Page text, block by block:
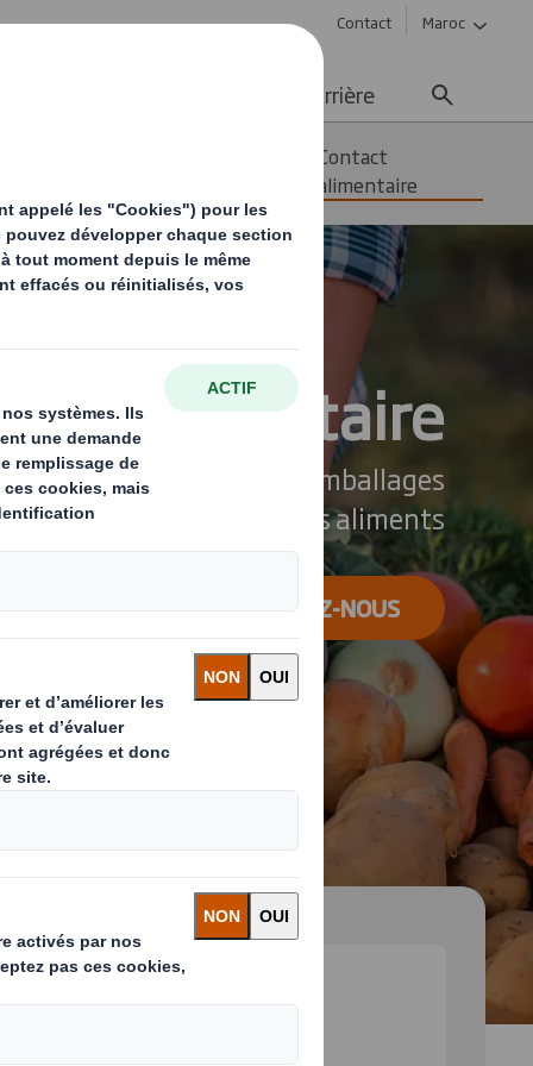
Contact Maroc
Carrière
Contact
alimentaire
alimentaire
spécialisés dans les emballages
entrer en contact avec les aliments
CONTACTEZ-NOUS
and next buttons to move between slides. Only